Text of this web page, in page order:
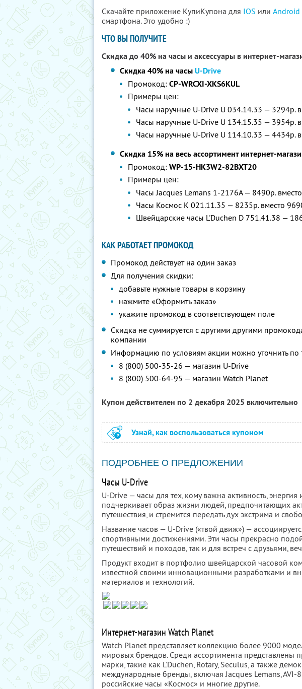
Скачайте приложение КупиКупона для IOS или Android
смартфона. Это удобно :)
ЧТО ВЫ ПОЛУЧИТЕ
Скидка до 40% на часы и аксессуары в интернет-
Скидка 40% на часыU-Drive
Промокод:CP-WRCXI-XKS6KUL
Примеры цен:
Часы наручные U-Drive U 034.14.33 — 3294р.
Часы наручные U-Drive U 134.15.35 — 3954р.
Часы наручные U-Drive U 114.10.33 — 4434р.
Скидка 15% на весь ассортимент интернет-
Промокод:WP-15-HK3W2-82BXT20
Примеры цен:
Часы Jacques Lemans 1-2176A — 8490р.
Часы Космос K 021.11.35 — 8235р. вместо
Швейцарские часы L'Duchen D 751.41.38 —
КАК РАБОТАЕТ ПРОМОКОД
Промокод действует на один заказ
Для получения скидки:
добавьте нужные товары в корзину
нажмите «Оформить заказ»
укажите промокод в соответствующем поле
Скидка не суммируется с другими другими
компании
Информацию по условиям акции можно уточнить
8 (800) 500-35-26 — магазин U-Drive
8 (800) 500-64-95 — магазин Watch Planet
Купон действителен по 2 декабря 2025 включительно
Узнай, как воспользоваться купоном
ПОДРОБНЕЕ О ПРЕДЛОЖЕНИИ
Часы U-Drive
U-Drive — часы для тех, кому важна активность,
подчеркивает образ жизни людей, предпочитающих
путешествия, и стремится передать дух экстрима и
Название часов — U-Drive («твой движ») —
спортивными достижениями. Эти часы прекрасно
путешествий и походов, так и для встреч с друзьями,
Продукт входит в портфолио швейцарской часовой
известной своими инновационными разработками и
материалов и технологий.
Интернет-магазин Watch Planet
Watch Planet представляет коллекцию более 9000
мировых брендов. Среди ассортимента представлены
марки, такие как L'Duchen, Rotary, Seculus, а также
международные бренды, включая Jacques Lemans, AVI-
российские часы «Космос» и многие другие.